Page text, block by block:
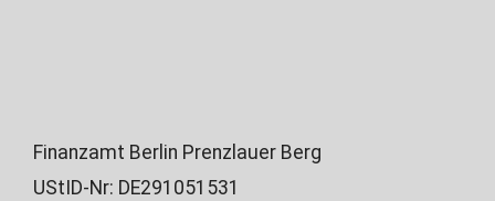
Finanzamt Berlin Prenzlauer Berg
UStID-Nr: DE291051531